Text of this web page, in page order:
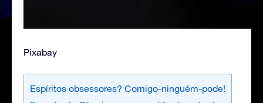
Pixabay
Espíritos obsessores? Comigo-ninguém-pode!